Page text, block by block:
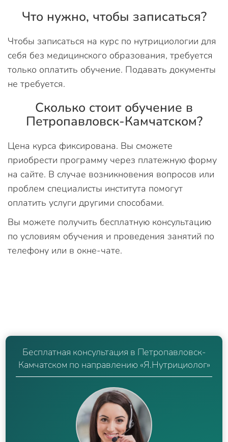
Что нужно, чтобы записаться?
Чтобы записаться на курс по нутрициологии для
себя без медицинского образования, требуется
только оплатить обучение. Подавать документы
не требуется.
Сколько стоит обучение в
Петропавловск-Камчатском?
Цена курса фиксирована. Вы сможете
приобрести программу через платежную форму
на сайте. В случае возникновения вопросов или
проблем специалисты института помогут
оплатить услуги другими способами.
Вы можете получить бесплатную консультацию
по условиям обучения и проведения занятий по
телефону или в окне-чате.
Бесплатная консультация в Петропавловск-
Камчатском по направлению «Я.Нутрициолог»